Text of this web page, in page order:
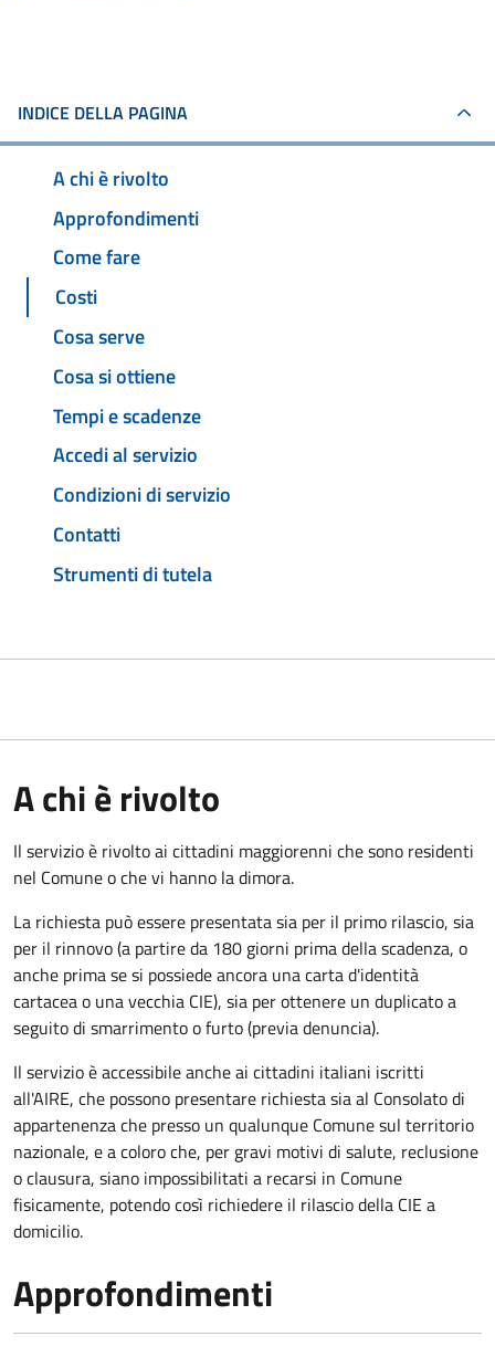
INDICE DELLA PAGINA
A chi è rivolto
Approfondimenti
Come fare
Costi
Cosa serve
Cosa si ottiene
Tempi e scadenze
Accedi al servizio
Condizioni di servizio
Contatti
Strumenti di tutela
A chi è rivolto
Il servizio è rivolto ai cittadini maggiorenni che sono residenti
nel Comune o che vi hanno la dimora.
La richiesta può essere presentata sia per il primo rilascio, sia
per il rinnovo (a partire da 180 giorni prima della scadenza, o
anche prima se si possiede ancora una carta d'identità
cartacea o una vecchia CIE), sia per ottenere un duplicato a
seguito di smarrimento o furto (previa denuncia).
Il servizio è accessibile anche ai cittadini italiani iscritti
all'AIRE, che possono presentare richiesta sia al Consolato di
appartenenza che presso un qualunque Comune sul territorio
nazionale, e a coloro che, per gravi motivi di salute, reclusione
o clausura, siano impossibilitati a recarsi in Comune
fisicamente, potendo così richiedere il rilascio della CIE a
domicilio.
Approfondimenti